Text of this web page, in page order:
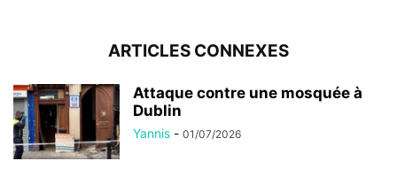
ARTICLES CONNEXES
Attaque contre une mosquée à
Dublin
Yannis - 01/07/2026